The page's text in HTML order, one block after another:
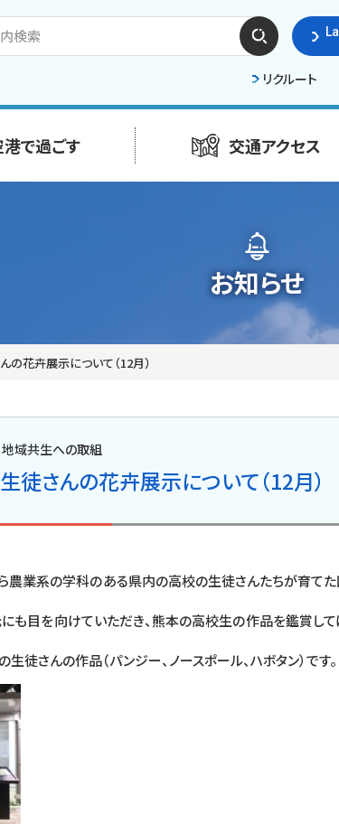
検索
する
リクルート
港で過ごす 交通アクセス
お知らせ
花卉展示について（12月）
地域共生への取組
さんの花卉展示について（12月）
業系の学科のある県内の高校の生徒さんたちが育て
も目を向けていただき、熊本の高校生の作品を鑑賞し
徒さんの作品（パンジー、ノースポール、ハボタン）です。